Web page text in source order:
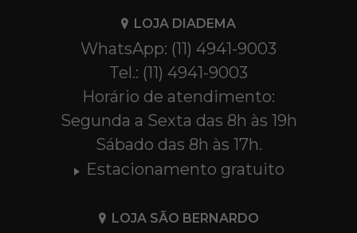
LOJA DIADEMA
WhatsApp: (11) 4941-9003
Tel.: (11) 4941-9003
Horário de atendimento:
Segunda a Sexta das 8h às 19h
Sábado das 8h às 17h.
Estacionamento gratuito
LOJA SÃO BERNARDO